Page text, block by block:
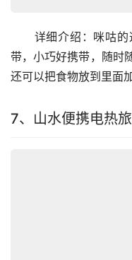
详细介绍：咪咕的
带，小巧好携带，随时
还可以把食物放到里面
7、山水便携电热